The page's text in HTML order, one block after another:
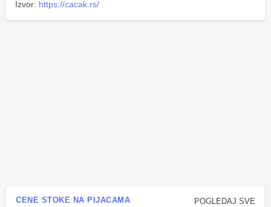
Izvor: https://cacak.rs/
POGLEDAJ SVE
CENE STOKE NA PIJACAMA